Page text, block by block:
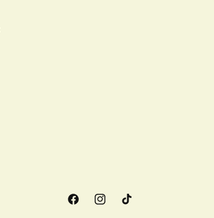
FacebookInstagramTikTok